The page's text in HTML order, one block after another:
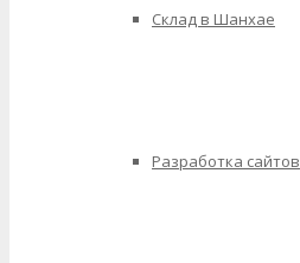
Склад в Шанхае
Разработка сайтов